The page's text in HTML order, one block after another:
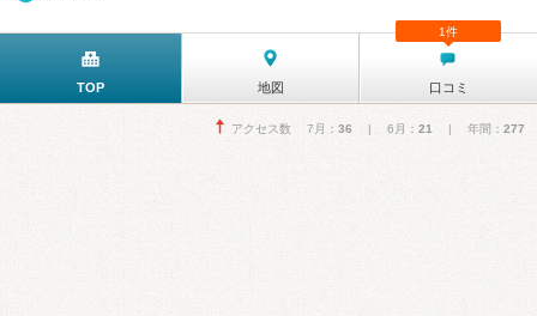
TOP 地図 口コミ
1件
アクセス数 7月： 36 | 6月： 21 | 年間： 277